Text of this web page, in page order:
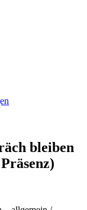
bleiben